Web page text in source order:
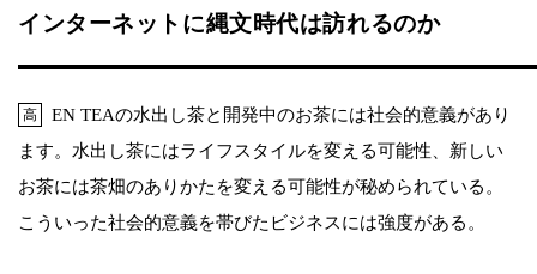
インターネットに縄文時代は訪れるのか
高
EN TEAの水出し茶と開発中のお茶には社会的意義があり
ます。水出し茶にはライフスタイルを変える可能性、新しい
お茶には茶畑のありかたを変える可能性が秘められている。
こういった社会的意義を帯びたビジネスには強度がある。